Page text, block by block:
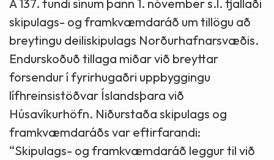
Á 137. fundi sínum þann 1. nóvember s.l. fjallaði
skipulags- og framkvæmdaráð um tillögu að
breytingu deiliskipulags Norðurhafnarsvæðis.
Endurskoðuð tillaga miðar við breyttar
forsendur í fyrirhugaðri uppbyggingu
lífhreinsistöðvar Íslandsþara við
Húsavíkurhöfn. Niðurstaða skipulags og
framkvæmdaráðs var eftirfarandi:
“Skipulags- og framkvæmdaráð leggur til við